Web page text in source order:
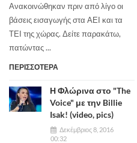
Ανακοινώθηκαν πριν από λίγο οι
βάσεις εισαγωγής στα ΑΕΙ και τα
ΤΕΙ της χώρας. Δείτε παρακάτω,
πατώντας ...
ΠΕΡΙΣΣΟΤΕΡΑ
Η Φλώρινα στο "The
Voice" με την Billie
Isak! (video, pics)
Δεκέμβριος 8, 2016
00:32